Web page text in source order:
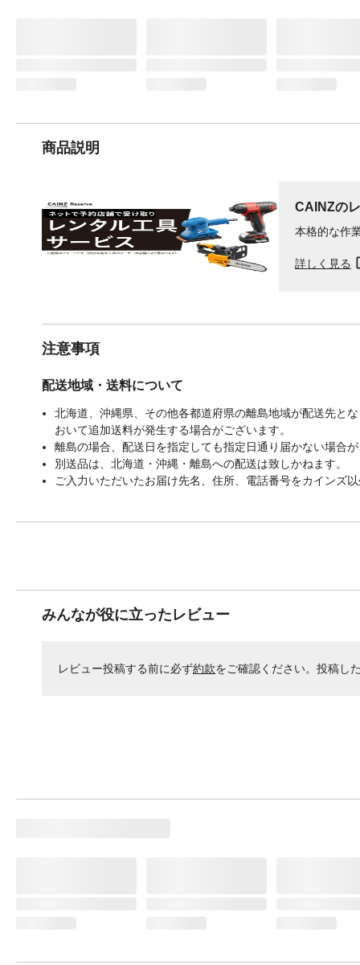
商品説明
CAINZの
本格的な作
詳しく見る
注意事項
配送地域・送料について
北海道、沖縄県、その他各都道府県の離島地域が配送先と
おいて追加送料が発生する場合がございます。
離島の場合、配送日を指定しても指定日通り届かない場合
別送品は、北海道・沖縄・離島への配送は致しかねます。
ご入力いただいたお届け先名、住所、電話番号をカインズ
みんなが役に立ったレビュー
レビュー投稿する前に必ず約款をご確認ください。投稿し